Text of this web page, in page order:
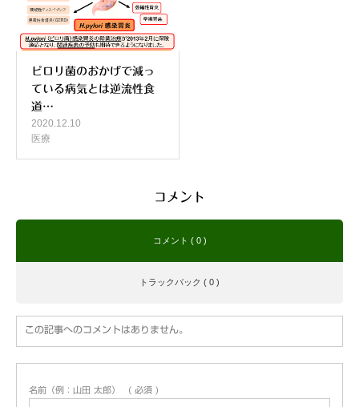
ピロリ菌のおかげで減っ
ている病気とは逆流性食
道…
2020.12.10
医療
コメント
コメント ( 0 )
トラックバック ( 0 )
この記事へのコメントはありません。
名前（例：山田 太郎） ( 必須 )